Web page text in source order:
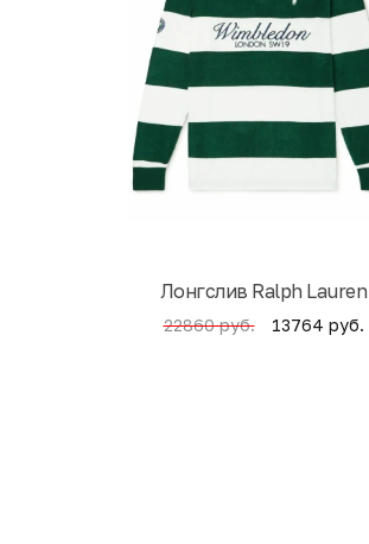
Лонгслив Ralph Lauren
22860 руб. 13764 руб.